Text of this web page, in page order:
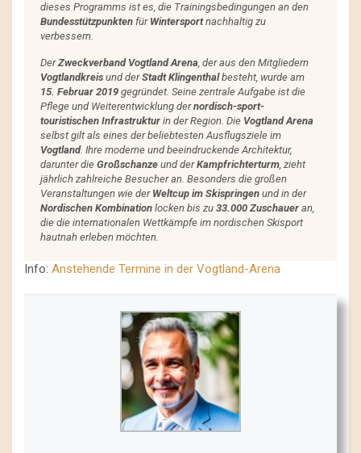
dieses Programms ist es, die Trainingsbedingungen an den
Bundesstützpunkten für Wintersportnachhaltig zu
verbessern.
DerZweckverband Vogtland Arena, der aus den Mitgliedern
Vogtlandkreis und derStadt Klingenthalbesteht, wurde am
15. Februar 2019 gegründet. Seine zentrale Aufgabe ist die
Pflege und Weiterentwicklung dernordisch-sport-
touristischen Infrastruktur in der Region. Die Vogtland Arena
selbst gilt als eines der beliebtesten Ausflugsziele im
Vogtland. Ihre moderne und beeindruckende Architektur,
darunter die Großschanze und derKampfrichterturm, zieht
jährlich zahlreiche Besucher an. Besonders die großen
Veranstaltungen wie der Weltcup im Skispringen und in der
Nordischen Kombination locken bis zu 33.000 Zuschauer an,
die die internationalen Wettkämpfe im nordischen Skisport
hautnah erleben möchten.
Info: Anstehende Termine in der Vogtland-Arena